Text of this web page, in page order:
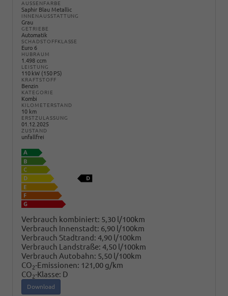
AUSSENFARBE
Saphir Blau Metallic
INNENAUSSTATTUNG
Grau
GETRIEBE
Automatik
SCHADSTOFFKLASSE
Euro 6
HUBRAUM
1.498 ccm
LEISTUNG
110 kW (150 PS)
KRAFTSTOFF
Benzin
KATEGORIE
Kombi
KILOMETERSTAND
10 km
ERSTZULASSUNG
01.12.2025
ZUSTAND
unfallfrei
Verbrauch kombiniert: 5,30 l/100km
Verbrauch Innenstadt: 6,90 l/100km
Verbrauch Stadtrand: 4,90 l/100km
Verbrauch Landstraße: 4,50 l/100km
Verbrauch Autobahn: 5,50 l/100km
CO2-Emissionen: 121,00 g/km
CO2-Klasse: D
Download